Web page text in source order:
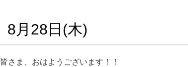
8月28日(木)
皆さま、おはようございます！！